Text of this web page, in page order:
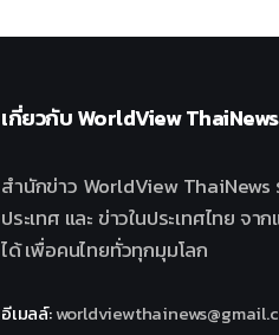
เกี่ยวกับWorldView ThaiNews
สำนักข่าว WorldView ThaiNews
ประเทศ และ ข่าวในประเทศไทย จา
ได้ เพื่อคนไทยทั่วทุกมุมโลก
อีเมลล์: